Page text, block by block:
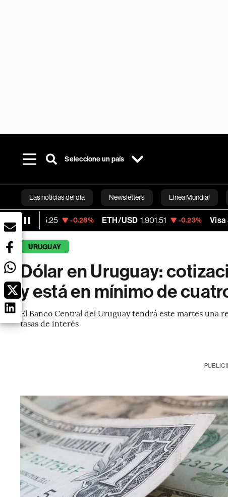
Seleccione un país
Las noticias del día Newsletters Línea Mundial
Bloomberg
-0.28% ETH/USD 1,901.51 -0.23% Visa 370.47
URUGUAY
Dólar en Uruguay:
y está en mínimo de
El Banco Central del Uruguay tendrá este martes
tasas de interés